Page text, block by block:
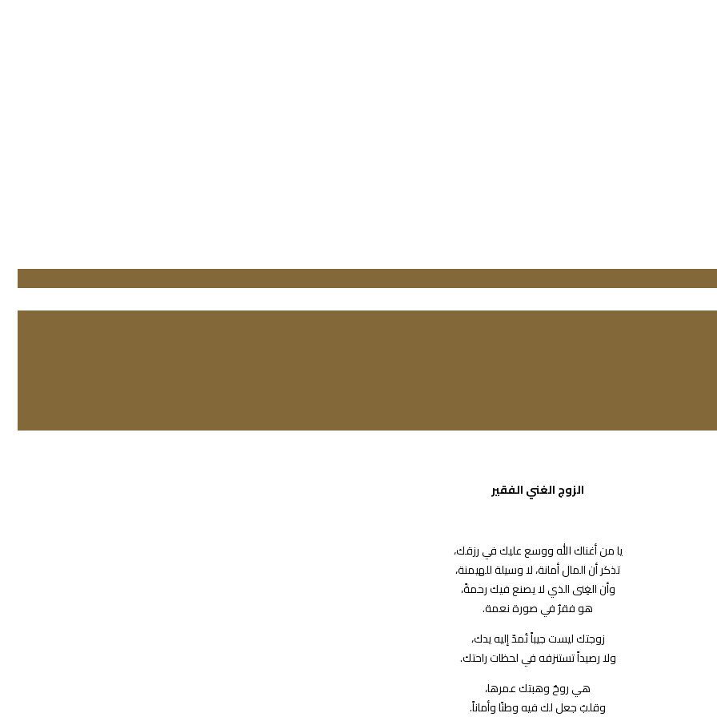
الزوج الغني الفقير
يا من أغناك الله ووسع عليك في رزقك،
تذكر أن المال أمانة، لا وسيلة للهيمنة،
وأن الغِنى الذي لا يصنع فيك رحمةً،
هو فقرٌ في صورة نعمة.
زوجتك ليست جيباً تُمدّ إليه يدك،
ولا رصيداً تستنزفه في لحظات راحتك.
هي روحٌ وهبتك عمرها،
وقلبٌ جعل لك فيه وطنًا وأماناً.